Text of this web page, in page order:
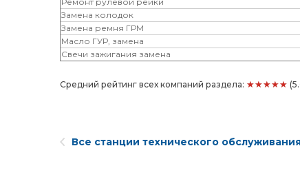
Замена колодок
Замена ремня ГРМ
Масло ГУР, замена
Свечи зажигания замена
Средний рейтинг всех компаний раздела: ★★★★★
Все станции технического